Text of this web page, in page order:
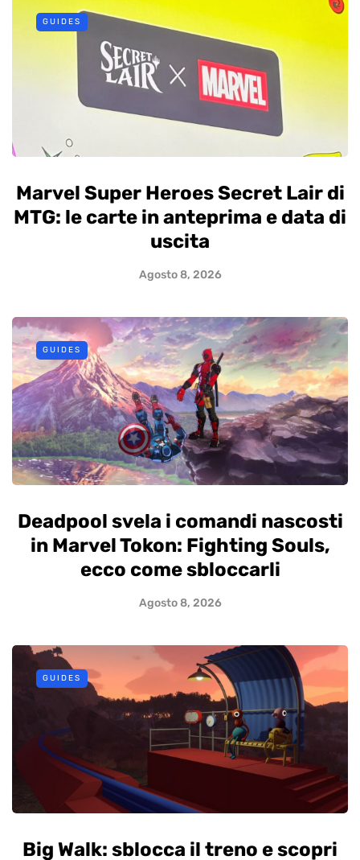
GUIDES
Marvel Super Heroes Secret Lair di
MTG: le carte in anteprima e data di
uscita
Agosto 8, 2026
GUIDES
Deadpool svela i comandi nascosti
in Marvel Tokon: Fighting Souls,
ecco come sbloccarli
Agosto 8, 2026
GUIDES
Big Walk: sblocca il treno e scopri